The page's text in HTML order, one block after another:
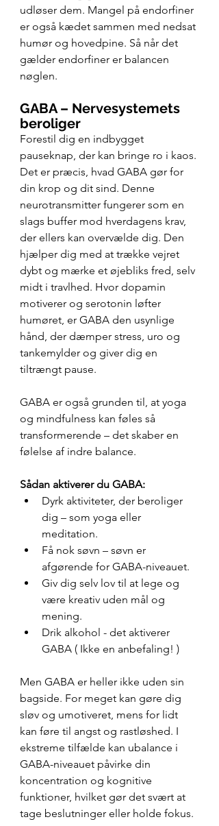
udløser dem. Mangel på endorfiner
er også kædet sammen med nedsat
humør og hovedpine. Så når det
gælder endorfiner er balancen
nøglen.
GABA – Nervesystemets
beroliger
Forestil dig en indbygget
pauseknap, der kan bringe ro i kaos.
Det er præcis, hvad GABA gør for
din krop og dit sind. Denne
neurotransmitter fungerer som en
slags buffer mod hverdagens krav,
der ellers kan overvælde dig. Den
hjælper dig med at trække vejret
dybt og mærke et øjebliks fred, selv
midt i travlhed. Hvor dopamin
motiverer og serotonin løfter
humøret, er GABA den usynlige
hånd, der dæmper stress, uro og
tankemylder og giver dig en
tiltrængt pause.
GABA er også grunden til, at yoga
og mindfulness kan føles så
transformerende – det skaber en
følelse af indre balance.
Sådan aktiverer du GABA:
Dyrk aktiviteter, der beroliger
dig – som yoga eller
meditation.
Få nok søvn – søvn er
afgørende for GABA-niveauet.
Giv dig selv lov til at lege og
være kreativ uden mål og
mening.
Drik alkohol - det aktiverer
GABA ( Ikke en anbefaling! )
Men GABA er heller ikke uden sin
bagside. For meget kan gøre dig
sløv og umotiveret, mens for lidt
kan føre til angst og rastløshed. I
ekstreme tilfælde kan ubalance i
GABA-niveauet påvirke din
koncentration og kognitive
funktioner, hvilket gør det svært at
tage beslutninger eller holde fokus.